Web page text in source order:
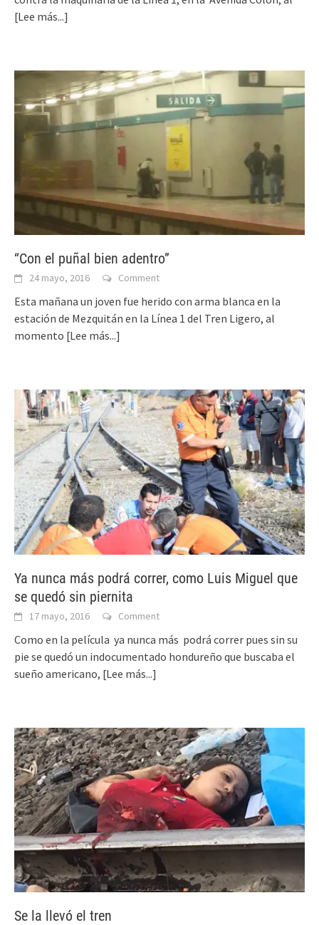
[Lee más...]
“Con el puñal bien adentro”
24 mayo, 2016 Comment
Esta mañana un joven fue herido con arma blanca en la
estación de Mezquitán en la Línea 1 del Tren Ligero, al
momento [Lee más...]
Ya nunca más podrá correr, como Luis Miguel que
se quedó sin piernita
17 mayo, 2016 Comment
Como en la película ya nunca más podrá correr pues sin su
pie se quedó un indocumentado hondureño que buscaba el
sueño americano, [Lee más...]
Se la llevó el tren